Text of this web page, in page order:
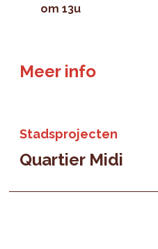
om 13u
Meer info
Stadsprojecten
Quartier Midi